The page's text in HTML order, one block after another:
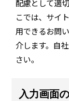
配慮として適
こでは、サイ
用できるお問
介します。自
さい。
入力画面